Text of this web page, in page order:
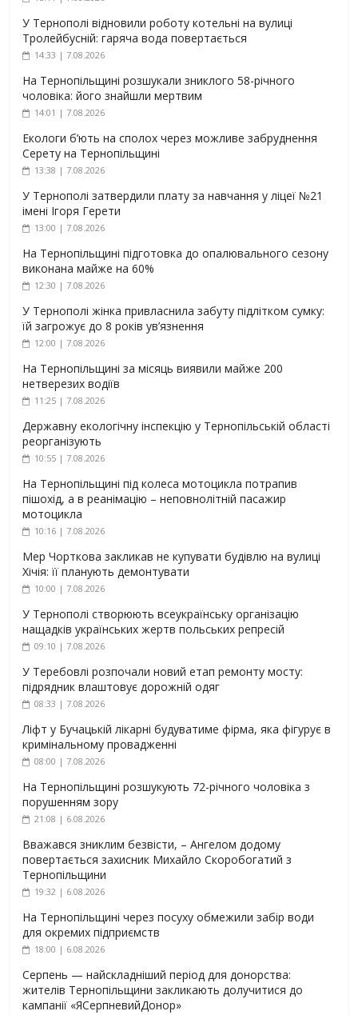
У Тернополі відновили роботу котельні на вулиці
Тролейбусній: гаряча вода повертається
14:33 | 7.08.2026
На Тернопільщині розшукали зниклого 58-річного
чоловіка: його знайшли мертвим
14:01 | 7.08.2026
Екологи б’ють на сполох через можливе забруднення
Серету на Тернопільщині
13:38 | 7.08.2026
У Тернополі затвердили плату за навчання у ліцеї №21
імені Ігоря Герети
13:00 | 7.08.2026
На Тернопільщині підготовка до опалювального сезону
виконана майже на 60%
12:30 | 7.08.2026
У Тернополі жінка привласнила забуту підлітком сумку:
їй загрожує до 8 років ув’язнення
12:00 | 7.08.2026
На Тернопільщині за місяць виявили майже 200
нетверезих водіїв
11:25 | 7.08.2026
Державну екологічну інспекцію у Тернопільській області
реорганізують
10:55 | 7.08.2026
На Тернопільщині під колеса мотоцикла потрапив
пішохід, а в реанімацію – неповнолітній пасажир
мотоцикла
10:16 | 7.08.2026
Мер Чорткова закликав не купувати будівлю на вулиці
Хічія: її планують демонтувати
10:00 | 7.08.2026
У Тернополі створюють всеукраїнську організацію
нащадків українських жертв польських репресій
09:10 | 7.08.2026
У Теребовлі розпочали новий етап ремонту мосту:
підрядник влаштовує дорожній одяг
08:33 | 7.08.2026
Ліфт у Бучацькій лікарні будуватиме фірма, яка фігурує в
кримінальному провадженні
08:00 | 7.08.2026
На Тернопільщині розшукують 72-річного чоловіка з
порушенням зору
21:08 | 6.08.2026
Вважався зниклим безвісти, – Ангелом додому
повертається захисник Михайло Скоробогатий з
Тернопільщини
19:32 | 6.08.2026
На Тернопільщині через посуху обмежили забір води
для окремих підприємств
18:00 | 6.08.2026
Серпень — найскладніший період для донорства:
жителів Тернопільщини закликають долучитися до
кампанії «ЯСерпневийДонор»